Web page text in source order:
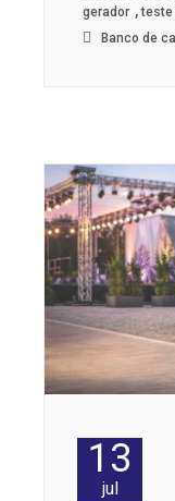
gerador ,teste
Banco de
13
jul